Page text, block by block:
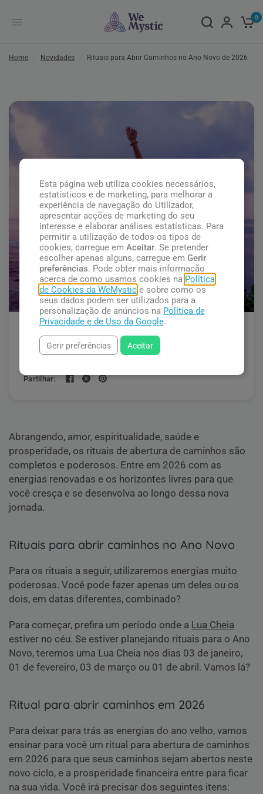
0
Home Novidades Rituais para Abrir Caminhos no Ano Novo de 2026
Rituais para Abrir Caminhos no
Ano Novo de 2026
Partilhar:
Abrangendo, amor, espiritualidade, saúde e
prosperidade, os rituais de abertura de caminhos são
completos e poderosos. Entre em 2026 com as
energias renovadas e os horizontes livres para que
você cresça e se desenvolva ao longo dessa nova
jornada.
Rituais para abrir caminhos no Ano Novo
Para os rituais a seguir, utilizaremos energias muito
poderosas. Você pode fazer apenas um deles ou os
dois, em datas diferentes, combinado?
Para começar, prefira um período onde a Lua Cheia
estiver no céu. Se estiver planejando rituais para o Ano
Novo, teremos uma Lua Cheia nos dias 03 de janeiro,
01 de fevereiro, 03 de março ou 01 de abril. Vamos lá?
Ritual para abrir caminhos em 2026
Para deixar para trás as energias do ano velho, vamos
ensinar para você um ritual para abertura de caminhos
em 2026 para que seus caminhos sejam abertos neste
novo ciclo, e a prosperidade financeira entre para ficar
na sua vida. Você irá precisar dos seguintes itens:
Esta página web utiliza cookies necessários,
estatísticos e de marketing, para melhorar a
experiência de navegação do Utilizador,
apresentar acções de marketing do seu
interesse e elaborar análises estatísticas. Para
permitir a utilização de todos os tipos de
cookies, carregue em Aceitar. Se pretender
escolher apenas alguns, carregue em Gerir
preferências. Pode obter mais informação
acerca de como usamos cookies na Política
de Cookies da WeMystice sobre como os
seus dados podem ser utilizados para a
personalização de anúncios na Política de
Privacidade e de Uso da Google.
Gerir preferências Aceitar